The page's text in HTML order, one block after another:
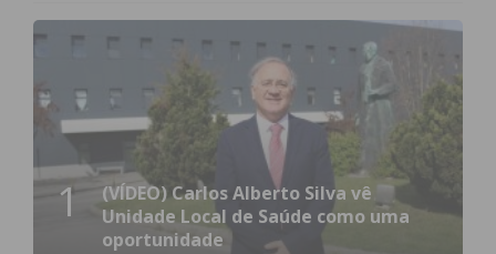
1
(VÍDEO) Carlos Alberto Silva vê
Unidade Local de Saúde como uma
oportunidade